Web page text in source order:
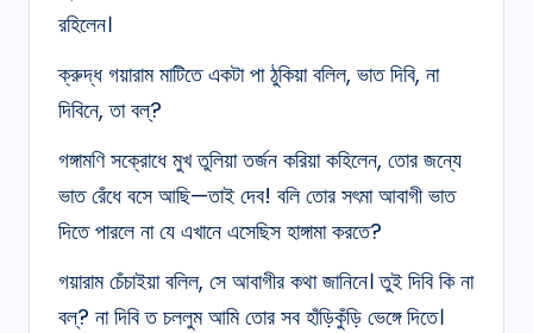
রহিলেন।
ক্রুদ্ধ গয়ারাম মাটিতে একটা পা ঠুকিয়া বলিল, ভাত দিবি, না
দিবিনে, তা বল্‌?
গঙ্গামণি সক্রোধে মুখ তুলিয়া তর্জন করিয়া কহিলেন, তোর জন্যে
ভাত রেঁধে বসে আছি—তাই দেব! বলি তোর সৎমা আবাগী ভাত
দিতে পারলে না যে এখানে এসেছিস হাঙ্গামা করতে?
গয়ারাম চেঁচাইয়া বলিল, সে আবাগীর কথা জানিনে। তুই দিবি কি না
বল্‌? না দিবি ত চললুম আমি তোর সব হাঁড়িকুঁড়ি ভেঙ্গে দিতে।